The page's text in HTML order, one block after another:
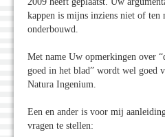
kappen is mijns inziens niet of ten
onderbouwd.
Met name Uw opmerkingen over
goed in het blad” wordt wel goed
Natura Ingenium.
Een en ander is voor mij
vragen te stellen: